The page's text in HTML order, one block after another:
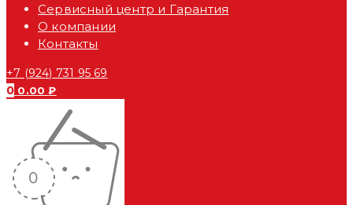
Сервисный центр и Гарантия
О компании
Контакты
+7 (924) 731 95 69
0 0.00₽